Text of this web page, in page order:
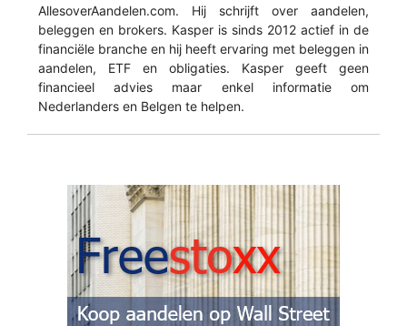
AllesoverAandelen.com. Hij schrijft over aandelen,
beleggen en brokers. Kasper is sinds 2012 actief in de
financiële branche en hij heeft ervaring met beleggen in
aandelen, ETF en obligaties. Kasper geeft geen
financieel advies maar enkel informatie om
Nederlanders en Belgen te helpen.